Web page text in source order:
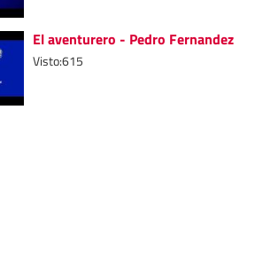
El aventurero - Pedro Fernandez
Visto:615